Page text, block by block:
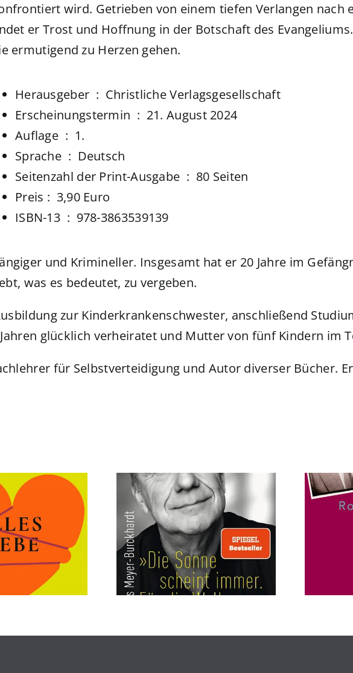
wird. Getrieben von einem tiefen Verlangen nach
er Trost und Hoffnung in der Botschaft des
ermutigend zu Herzen gehen.
Herausgeber ‏ : ‎ Christliche Verlagsgesellschaft
Erscheinungstermin ‏ : ‎ 21. August 2024
Auflage ‏ : ‎ 1.
Sprache ‏ : ‎ Deutsch
Seitenzahl der Print-Ausgabe ‏ : ‎ 80 Seiten
Preis‏ : ‎ 3,90 Euro
ISBN-13 ‏ : ‎ 978-3863539139
und Krimineller. Insgesamt hat er 20 Jahre im
was es bedeutet, zu vergeben.
zur Kinderkrankenschwester, anschließend
glücklich verheiratet und Mutter von fünf Kindern im
für Selbstverteidigung und Autor diverser Bücher.